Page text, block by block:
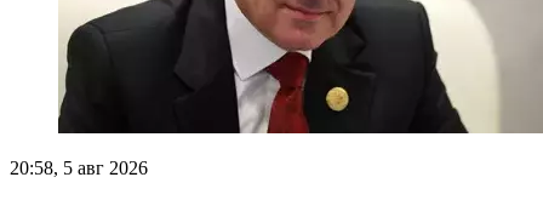
20:58, 5 авг 2026